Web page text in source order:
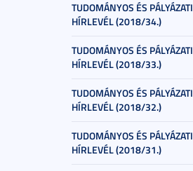
TUDOMÁNYOS ÉS PÁLYÁZATI
HÍRLEVÉL (2018/34.)
TUDOMÁNYOS ÉS PÁLYÁZATI
HÍRLEVÉL (2018/33.)
TUDOMÁNYOS ÉS PÁLYÁZATI
HÍRLEVÉL (2018/32.)
TUDOMÁNYOS ÉS PÁLYÁZATI
HÍRLEVÉL (2018/31.)